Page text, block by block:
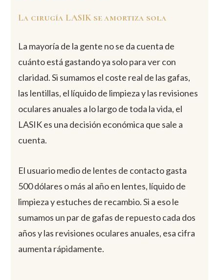
La cirugía LASIK se amortiza sola
La mayoría de la gente no se da cuenta de
cuánto está gastando ya solo para ver con
claridad. Si sumamos el coste real de las gafas,
las lentillas, el líquido de limpieza y las revisiones
oculares anuales a lo largo de toda la vida, el
LASIK es una decisión económica que sale a
cuenta.
El usuario medio de lentes de contacto gasta
500 dólares o más al año en lentes, líquido de
limpieza y estuches de recambio. Si a eso le
sumamos un par de gafas de repuesto cada dos
años y las revisiones oculares anuales, esa cifra
aumenta rápidamente.